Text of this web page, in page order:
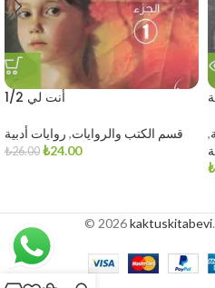
أنت لي 1/2
قسم الكتب والروايات, روايات أدبية
₺26.00 ₺24.00
,
₺
© 2026kaktuskitabevi